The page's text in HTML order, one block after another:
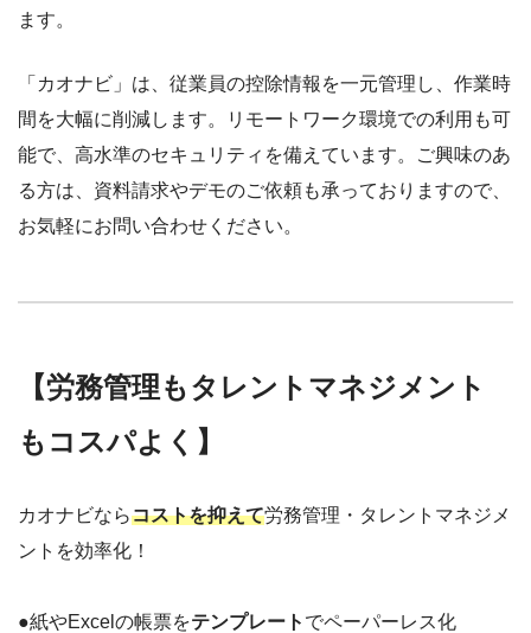
ます。
「カオナビ」は、従業員の控除情報を一元管理し、作業時
間を大幅に削減します。リモートワーク環境での利用も可
能で、高水準のセキュリティを備えています。ご興味のあ
る方は、資料請求やデモのご依頼も承っておりますので、
お気軽にお問い合わせください。
【労務管理もタレントマネジメント
もコスパよく】
カオナビならコストを抑えて労務管理・タレントマネジメ
ントを効率化！
●紙やExcelの帳票をテンプレート でペーパーレス化